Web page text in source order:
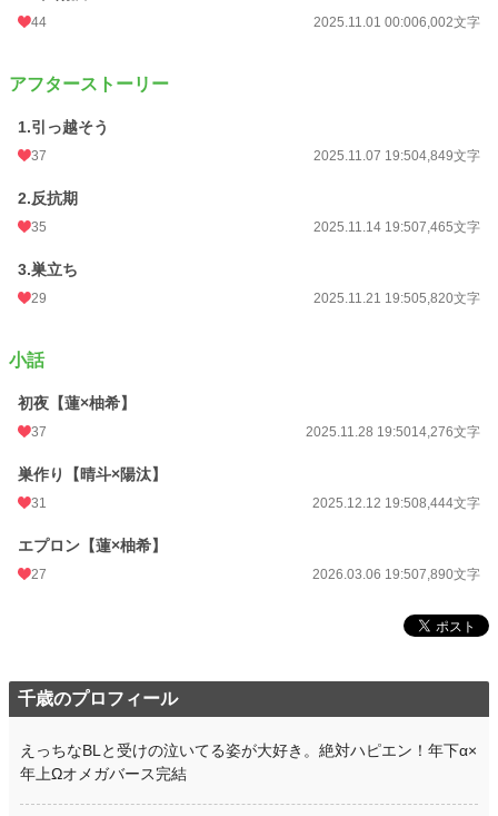
44 2025.11.01 00:006,002文字
アフターストーリー
1.引っ越そう
37 2025.11.07 19:504,849文字
2.反抗期
35 2025.11.14 19:507,465文字
3.巣立ち
29 2025.11.21 19:505,820文字
小話
初夜【蓮×柚希】
37 2025.11.28 19:5014,276文字
巣作り【晴斗×陽汰】
31 2025.12.12 19:508,444文字
エプロン【蓮×柚希】
27 2026.03.06 19:507,890文字
千歳のプロフィール
えっちなBLと受けの泣いてる姿が大好き。絶対ハピエン！年下α×
年上Ωオメガバース完結